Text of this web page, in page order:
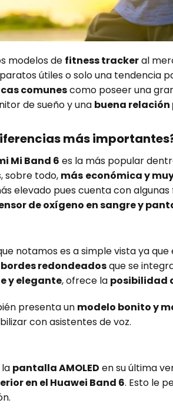
modelos de fitness trackeral
útiles o solo una tendencia
comunescomo poseer una
de sueño y una buena
más
Mi Band 6 es la más popular
sobre todo, más económica y
elevado pues cuenta con
de oxígeno en sangre y
notamos es a simple vista ya que
redondeadosque se
y elegante, ofrece la posibilidad
presenta un modelo bonito y
con asistentes de voz.
pantalla AMOLED en su última
en el Huawei Band 6. Esto le